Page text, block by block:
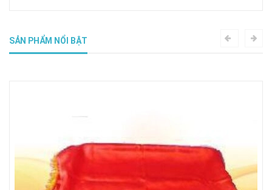
SẢN PHẨM NỔI BẬT